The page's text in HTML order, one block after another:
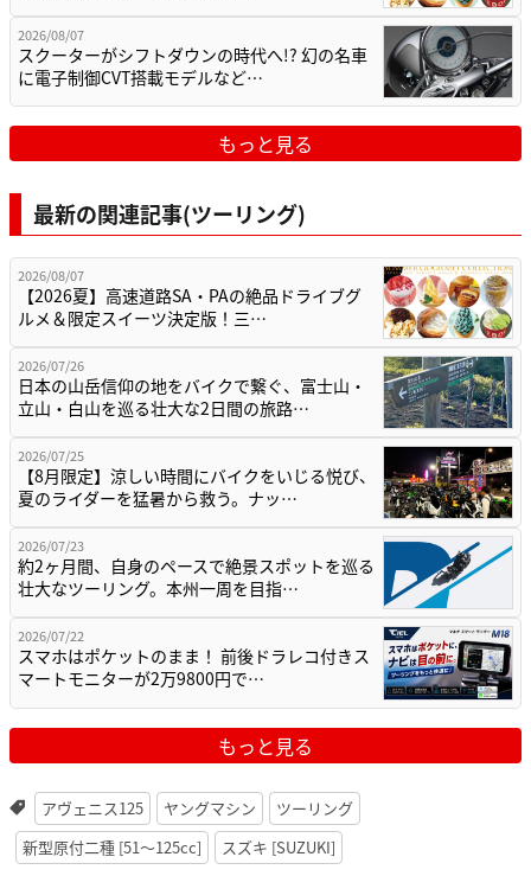
2026/08/07
スクーターがシフトダウンの時代へ!? 幻の名車
に電子制御CVT搭載モデルなど…
もっと見る
最新の関連記事(ツーリング)
2026/08/07
【2026夏】高速道路SA・PAの絶品ドライブグ
ルメ＆限定スイーツ決定版！三…
2026/07/26
日本の山岳信仰の地をバイクで繋ぐ、富士山・
立山・白山を巡る壮大な2日間の旅路…
2026/07/25
【8月限定】涼しい時間にバイクをいじる悦び、
夏のライダーを猛暑から救う。ナッ…
2026/07/23
約2ヶ月間、自身のペースで絶景スポットを巡る
壮大なツーリング。本州一周を目指…
2026/07/22
スマホはポケットのまま！ 前後ドラレコ付きス
マートモニターが2万9800円で…
もっと見る
アヴェニス125 ヤングマシン
ツーリング
新型原付二種 [51〜125cc]
スズキ [SUZUKI]